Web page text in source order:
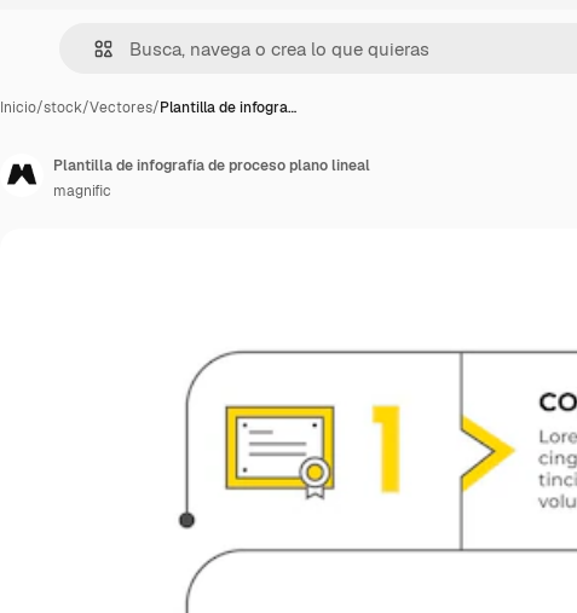
Inicio/stock/Vectores/Plantilla de infogra…
Plantilla de infografía de proceso plano lineal
magnific